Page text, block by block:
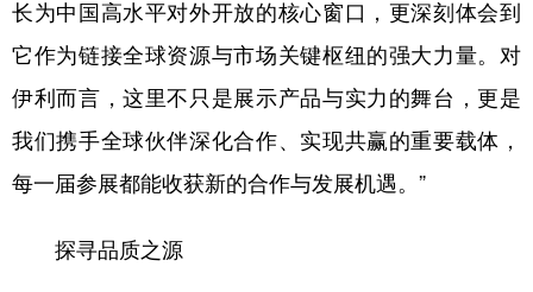
长为中国高水平对外开放的核心窗口，更深刻体会到
它作为链接全球资源与市场关键枢纽的强大力量。对
伊利而言，这里不只是展示产品与实力的舞台，更是
我们携手全球伙伴深化合作、实现共赢的重要载体，
每一届参展都能收获新的合作与发展机遇。”
探寻品质之源